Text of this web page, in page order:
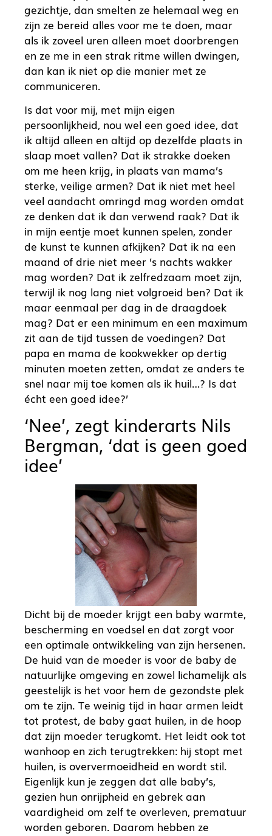
gezichtje, dan smelten ze helemaal weg en
zijn ze bereid alles voor me te doen, maar
als ik zoveel uren alleen moet doorbrengen
en ze me in een strak ritme willen dwingen,
dan kan ik niet op die manier met ze
communiceren.
Is dat voor mij, met mijn eigen
persoonlijkheid, nou wel een goed idee, dat
ik altijd alleen en altijd op dezelfde plaats in
slaap moet vallen? Dat ik strakke doeken
om me heen krijg, in plaats van mama’s
sterke, veilige armen? Dat ik niet met heel
veel aandacht omringd mag worden omdat
ze denken dat ik dan verwend raak? Dat ik
in mijn eentje moet kunnen spelen, zonder
de kunst te kunnen afkijken? Dat ik na een
maand of drie niet meer ’s nachts wakker
mag worden? Dat ik zelfredzaam moet zijn,
terwijl ik nog lang niet volgroeid ben? Dat ik
maar eenmaal per dag in de draagdoek
mag? Dat er een minimum en een maximum
zit aan de tijd tussen de voedingen? Dat
papa en mama de kookwekker op dertig
minuten moeten zetten, omdat ze anders te
snel naar mij toe komen als ik huil…? Is dat
écht een goed idee?’
‘Nee’, zegt kinderarts Nils
Bergman, ‘dat is geen goed
idee’
Dicht bij de moeder krijgt een baby warmte,
bescherming en voedsel en dat zorgt voor
een optimale ontwikkeling van zijn hersenen.
De huid van de moeder is voor de baby de
natuurlijke omgeving en zowel lichamelijk als
geestelijk is het voor hem de gezondste plek
om te zijn. Te weinig tijd in haar armen leidt
tot protest, de baby gaat huilen, in de hoop
dat zijn moeder terugkomt. Het leidt ook tot
wanhoop en zich terugtrekken: hij stopt met
huilen, is oververmoeidheid en wordt stil.
Eigenlijk kun je zeggen dat alle baby’s,
gezien hun onrijpheid en gebrek aan
vaardigheid om zelf te overleven, prematuur
worden geboren. Daarom hebben ze